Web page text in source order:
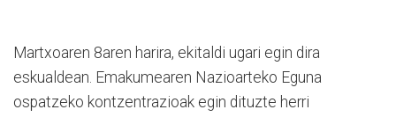
Martxoaren 8aren harira, ekitaldi ugari egin dira
eskualdean. Emakumearen Nazioarteko Eguna
ospatzeko kontzentrazioak egin dituzte herri